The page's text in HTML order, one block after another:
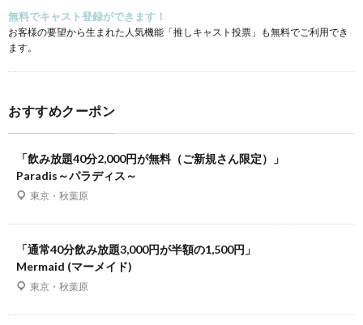
無料でキャスト登録ができます！
お客様の要望から生まれた人気機能「推しキャスト投票」も無料でご利用でき
ます。
おすすめクーポン
「飲み放題40分2,000円が無料（ご新規さん限定）」
Paradis～パラディス～
東京・秋葉原
「通常40分飲み放題3,000円が半額の1,500円」
Mermaid (マーメイド)
東京・秋葉原